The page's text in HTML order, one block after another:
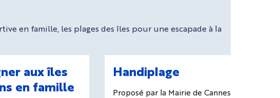
en famille, les plages des îles pour une escapade à la
aux îles
en famille
Handiplage
Proposé par la Mairie de Cannes